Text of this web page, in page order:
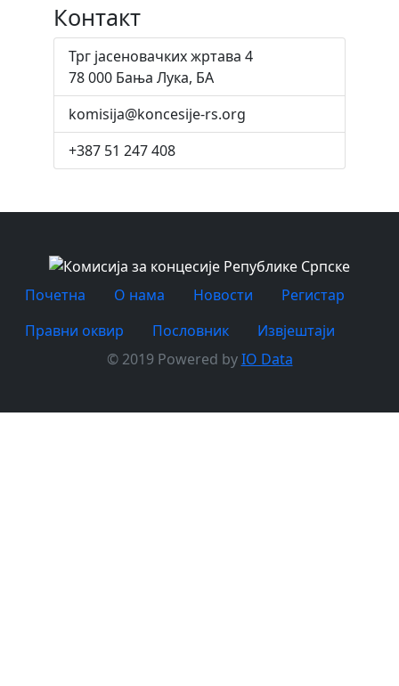
Контакт
Трг јасеновачких жртава 4
78 000 Бања Лука, БА
komisija@koncesije-rs.org
+387 51 247 408
Почетна O нама Новости
Регистар
Правни оквир
Пословник
Извјештаји
© 2019 Powered byIO Data